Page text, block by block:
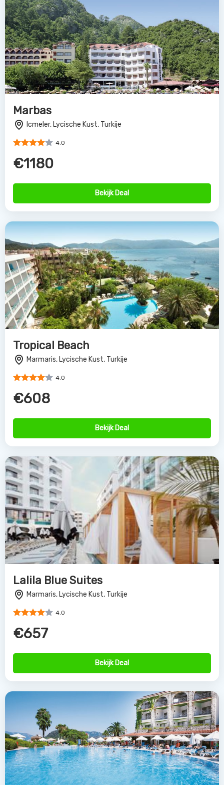
Marbas
Icmeler, Lycische Kust, Turkije
4.0
€1180
Bekijk Deal
Tropical Beach
Marmaris, Lycische Kust, Turkije
4.0
€608
Bekijk Deal
Lalila Blue Suites
Marmaris, Lycische Kust, Turkije
4.0
€657
Bekijk Deal